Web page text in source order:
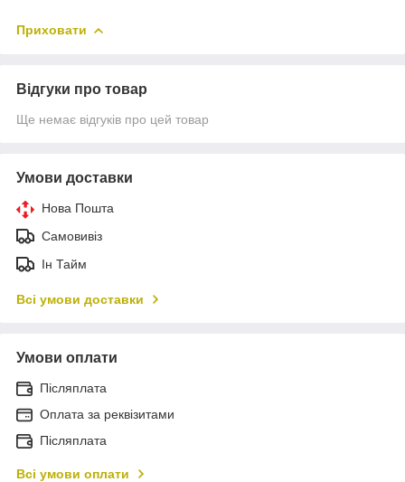
Приховати
Відгуки про товар
Ще немає відгуків про цей товар
Умови доставки
Нова Пошта
Самовивіз
Ін Тайм
Всі умови доставки
Умови оплати
Післяплата
Оплата за реквізитами
Післяплата
Всі умови оплати